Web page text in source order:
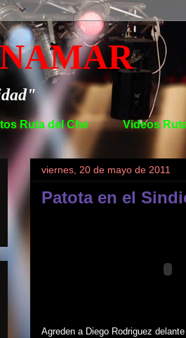
Ruta del Che Videos
viernes, 20 de mayo de 2011
Patota en el
Agreden a Diego Rodriguez